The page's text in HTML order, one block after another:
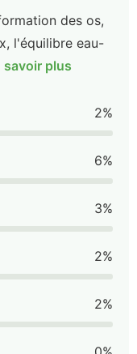
des os,
l'équilibre eau-
savoir plus
2%
6%
3%
2%
2%